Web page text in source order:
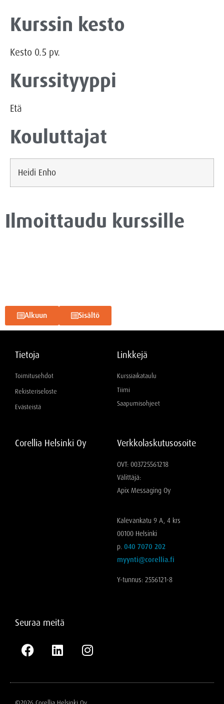
Kurssin kesto
Kesto 0.5 pv.
Kurssityyppi
Etä
Kouluttajat
Heidi Enho
Ilmoittaudu kurssille
Alkuun Sisältö
Tietoja
Toimitusehdot
Rekisteriseloste
Evästeistä
Linkkejä
Kurssiaikataulu
Tiimi
Saapumisohjeet
Corellia Helsinki Oy Verkkolaskutusosoite
OVT: 003725561218
Välittäjä:
Apix Messaging Oy
Kalevankatu 9 A, 4 krs
00100 Helsinki
p. 040 7070 202
myynti@corellia.fi
Y-tunnus: 2556121-8
Seuraa meitä